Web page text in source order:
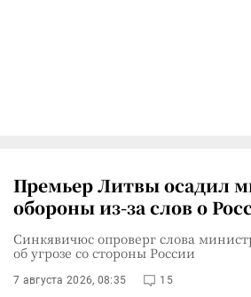
Премьер Литвы осадил
обороны из-за слов о
Синкявичюс опроверг слова
об угрозе со стороны России
7 августа 2026, 08:35 15